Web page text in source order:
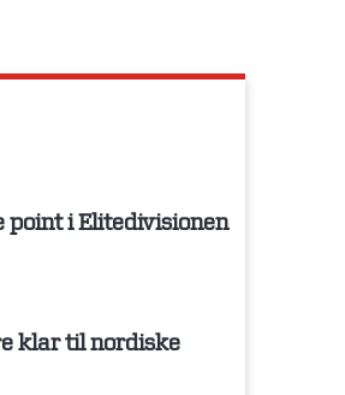
point i Elitedivisionen
klar til nordiske